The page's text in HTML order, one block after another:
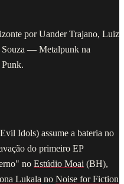
por Uander Trajano, Luiz
— Metalpunk na
Punk.
Idols) assume a bateria no
do primeiro EP
no Estúdio Moai (BH),
Lukala no Noise for Fiction